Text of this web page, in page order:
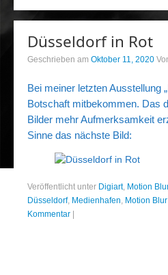
Düsseldorf in Rot
Geschrieben am Oktober 11, 2020
Bei meiner letzten Ausstellung
Botschaft mitbekommen. Das
Bilder mehr Aufmerksamkeit
Sinne das nächste Bild:
Veröffentlicht unter Digiart, Motion Blur
Düsseldorf, Medienhafen, Motion Blur
Kommentar